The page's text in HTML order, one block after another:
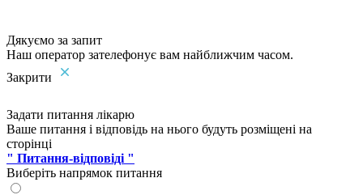
Дякуємо за запит
Наш оператор зателефонує вам найближчим часом.
Закрити
Задати питання лікарю
Ваше питання і відповідь на нього будуть розміщені на
сторінці
" Питання-відповіді "
Виберіть напрямок питання